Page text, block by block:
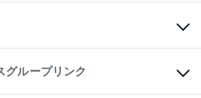
リシー
引専用の相談・お問い合わせ窓口）
ールなどの送付停止について
店のブライダルクラブ
ルスタッフ株式会社まで
ものセレクション
グループリンク